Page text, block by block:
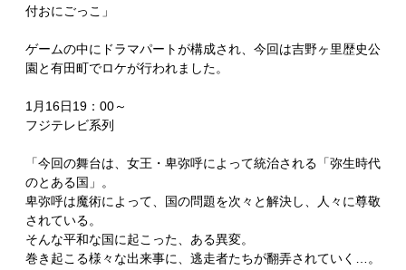
付おにごっこ」
ゲームの中にドラマパートが構成され、今回は吉野ヶ里歴史公
園と有田町でロケが行われました。
1月16日19：00～
フジテレビ系列
「今回の舞台は、女王・卑弥呼によって統治される「弥生時代
のとある国」。
卑弥呼は魔術によって、国の問題を次々と解決し、人々に尊敬
されている。
そんな平和な国に起こった、ある異変。
巻き起こる様々な出来事に、逃走者たちが翻弄されていく…。